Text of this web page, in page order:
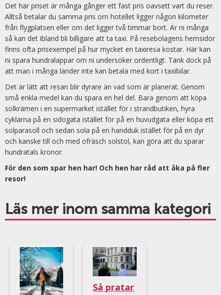
Det här priset är många gånger ett fast pris oavsett vart du reser.
Alltså betalar du samma pris om hotellet ligger någon kilometer
från flygplatsen eller om det ligger två timmar bort. Är ni många
så kan det ibland bli billigare att ta taxi. På resebolagens hemsidor
finns ofta prisexempel på hur mycket en taxiresa kostar. Här kan
ni spara hundralappar om ni undersöker ordentligt. Tänk dock på
att man i många länder inte kan betala med kort i taxibilar.
Det är lätt att resan blir dyrare än vad som är planerat. Genom
små enkla medel kan du spara en hel del. Bara genom att köpa
solkrämen i en supermarket istället för i strandbutiken, hyra
cyklarna på en sidogata istället för på en huvudgata eller köpa ett
solparasoll och sedan sola på en handduk istället för på en dyr
och kanske till och med ofräsch solstol, kan göra att du sparar
hundratals kronor.
För den som spar hen har! Och hen har råd att åka på fler
resor!
Läs mer inom samma kategori
Så pratar